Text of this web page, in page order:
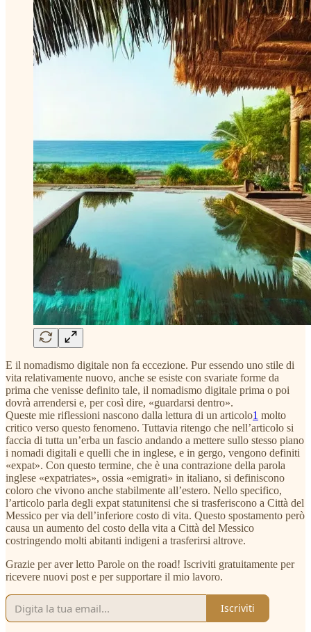
E il nomadismo digitale non fa eccezione. Pur essendo uno stile di
vita relativamente nuovo, anche se esiste con svariate forme da
prima che venisse definito tale, il nomadismo digitale prima o poi
dovrà arrendersi e, per così dire, «guardarsi dentro».
Queste mie riflessioni nascono dalla lettura di un articolo1 molto
critico verso questo fenomeno. Tuttavia ritengo che nell’articolo si
faccia di tutta un’erba un fascio andando a mettere sullo stesso piano
i nomadi digitali e quelli che in inglese, e in gergo, vengono definiti
«expat». Con questo termine, che è una contrazione della parola
inglese «expatriates», ossia «emigrati» in italiano, si definiscono
coloro che vivono anche stabilmente all’estero. Nello specifico,
l’articolo parla degli expat statunitensi che si trasferiscono a Città del
Messico per via dell’inferiore costo di vita. Questo spostamento però
causa un aumento del costo della vita a Città del Messico
costringendo molti abitanti indigeni a trasferirsi altrove.
Grazie per aver letto Parole on the road! Iscriviti gratuitamente per
ricevere nuovi post e per supportare il mio lavoro.
Iscriviti